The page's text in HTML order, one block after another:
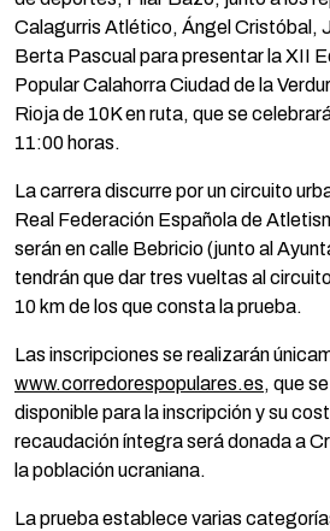
Calagurris Atlético, Ángel Cristóbal,
Berta Pascual para presentar la XII
Popular Calahorra Ciudad de la
Rioja de 10K en ruta, que se
11:00 horas.
La carrera discurre por un circuito
Real Federación Española de
serán en calle Bebricio (junto al
tendrán que dar tres vueltas al
10 km de los que consta la prueba.
Las inscripciones se realizarán
www.corredorespopulares.es, que
disponible para la inscripción y su
recaudación íntegra será donada a
la población ucraniana.
La prueba establece varias